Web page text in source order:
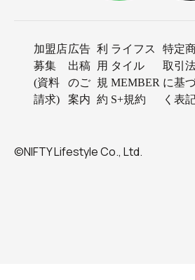
加盟店
募集
(資料
請求)
広告
出稿
のご
案内
利
用
規
約
ライフス
タイル
MEMBER
S+規約
特定
取引
に基
く表
©NIFTY Lifestyle Co., Ltd.